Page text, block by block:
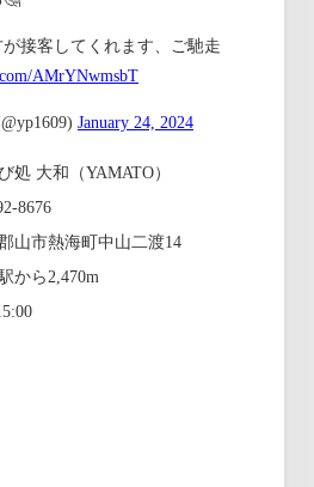
接客してくれます、ご馳走
AMrYNwmsbT
January 24, 2024
処 大和（YAMATO）
8676
山市熱海町中山二渡14
から2,470m